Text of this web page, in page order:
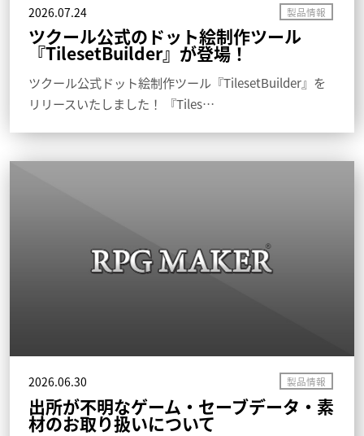
2026.07.24
ツクール公式のドット絵制作ツール
『TilesetBuilder』が登場！
ツクール公式ドット絵制作ツール『TilesetBuilder』を
リリースいたしました！ 『Tiles…
2026.06.30
出所が不明なゲーム・セーブデータ・素
材のお取り扱いについて